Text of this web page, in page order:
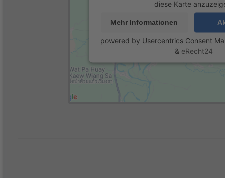
diese Karte
Mehr Informationen
powered by Usercentrics Consent
& eRecht24